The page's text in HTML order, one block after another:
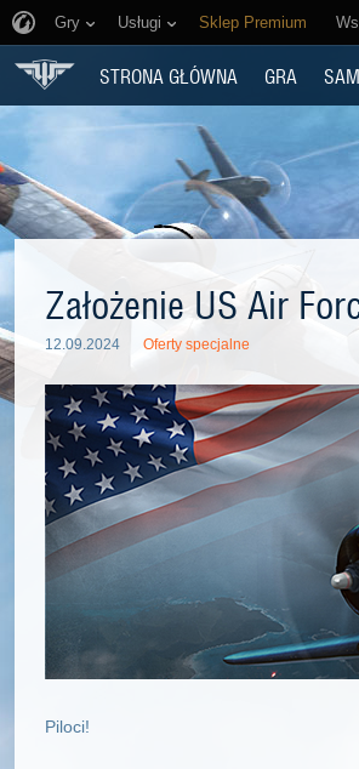
Gry Usługi Sklep Premium
STRONA GŁÓWNA GRA
Założenie US Air
12.09.2024 Oferty specjalne
Piloci!